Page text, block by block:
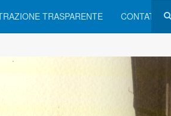
TRASPARENTE CONTATTI